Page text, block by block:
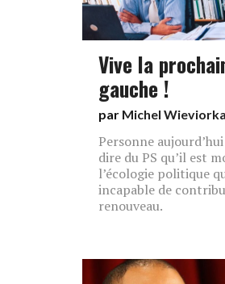
Vive la
gauche !
par Michel Wieviorka
Personne
dire du PS qu’il est
l’écologie politique
incapable de
renouveau.